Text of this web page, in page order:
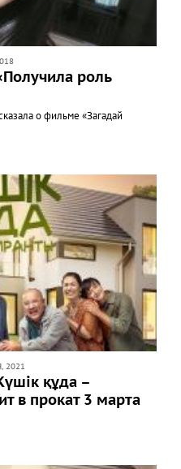
роль
о фильме «Загадай
2021
құда –
в прокат 3 марта